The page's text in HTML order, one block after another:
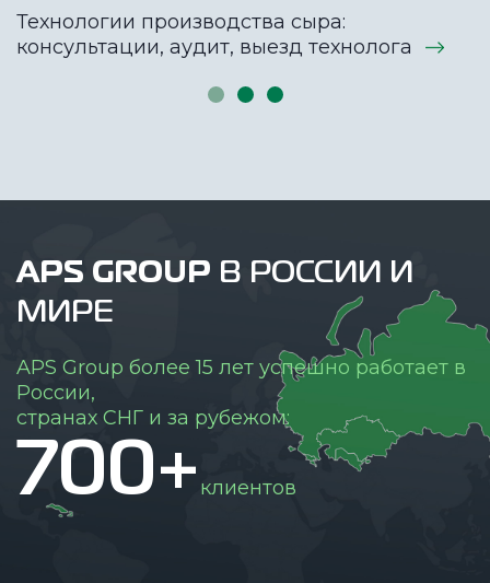
Технологии производства сыра:
консультации, аудит, выезд технолога
APS GROUP В РОССИИ И
МИРЕ
APS Group более 15 лет успешно работает в
России,
странах СНГ и за рубежом:
700+ клиентов